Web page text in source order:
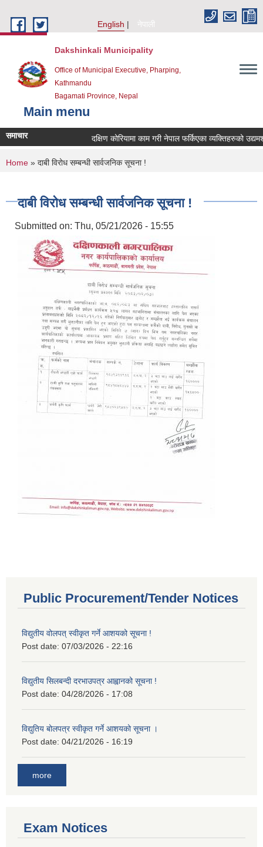
English
नेपाली
Dakshinkali Municipality
Office of Municipal Executive, Pharping,
Kathmandu
Bagamati Province, Nepal
Main menu
समाचार दक्षिण कोरियामा काम गरी नेपाल फर्किएका व्यक्तिहरुको
You are here
Home » दाबी विरोध सम्बन्धी सार्वजनिक सूचना !
दाबी विरोध सम्बन्धी सार्वजनिक सूचना !
Submitted on: Thu, 05/21/2026 - 15:55
Public Procurement/Tender Notices
विद्युतीय वोलपत् स्वीकृत गर्ने आशयको सूचना !
Post date: 07/03/2026 - 22:16
विद्युतीय सिलबन्दी दरभाउपत्र आह्वानको सूचना !
Post date: 04/28/2026 - 17:08
विद्युतिय बोलपत्र स्वीकृत गर्ने आशयको सूचना ।
Post date: 04/21/2026 - 16:19
more
Exam Notices